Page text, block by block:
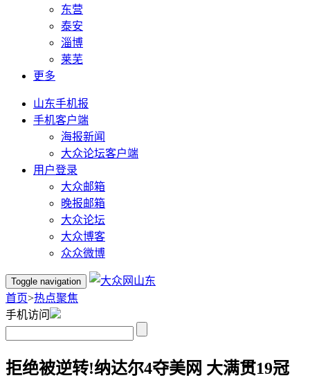
东营
泰安
淄博
莱芜
更多
山东手机报
手机客户端
海报新闻
大众论坛客户端
用户登录
大众邮箱
晚报邮箱
大众论坛
大众博客
众众微博
Toggle navigation
首页>热点聚焦
手机访问
拒绝被逆转!纳达尔4夺美网 大满贯19冠